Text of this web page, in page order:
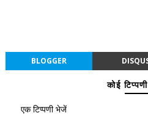
BLOGGER
कोई
एक टिप्पणी भेजें